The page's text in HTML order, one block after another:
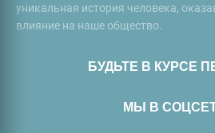
уникальная история человека,
влияние на наше общество.
БУДЬТЕ В КУРСЕ
МЫ В